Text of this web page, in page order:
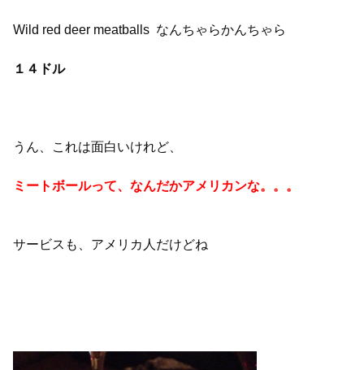
Wild red deer meatballs なんちゃらかんちゃら
１４ドル
うん、これは面白いけれど、
ミートボールって、なんだかアメリカンな。。。
サービスも、アメリカ人だけどね